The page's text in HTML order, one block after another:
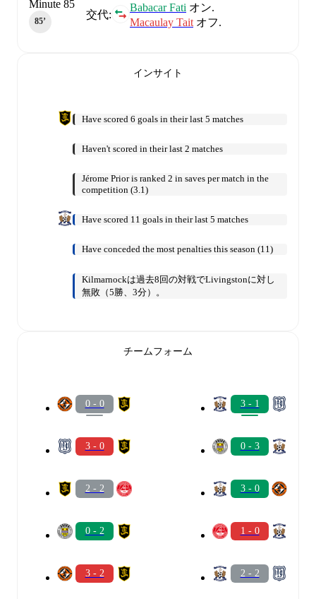
交代:
Babacar Fati オン.
Macaulay Tait オフ.
Minute 85
85‎’‎
インサイト
Have scored 6 goals in their last 5 matches
Haven't scored in their last 2 matches
Jérome Prior is ranked 2 in saves per match in the
competition (3.1)
Have scored 11 goals in their last 5 matches
Have conceded the most penalties this season (11)
Kilmarnockは過去8回の対戦でLivingstonに対し
無敗（5勝、3分）。
チームフォーム
0 - 0
3 - 0
2 - 2
0 - 2
3 - 2
3 - 1
0 - 3
3 - 0
1 - 0
2 - 2